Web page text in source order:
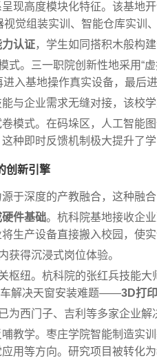
现高度模块化特征。该基地
觉组装实训、智能仓库实训
认证，学生如同搭积木般构
式。三一职院创新性地采用“
入基地操作真实设备，最后
与企业需求无缝对接，该校
模式。在码垛区，人工智能
这种即时反馈机制极大提升了
创新引擎
于深度的产教融合，这种融
件基础。杭科院基地接收企
生产设备直接搬入校园，使
获得沉浸式岗位体验。
枢纽。杭科院的张红兵技能
车解决天窗安装难题——3D打
为西门子、吉利等多家企业解
教学。枣庄学院智能制造实
用等方向。研究项目被转化